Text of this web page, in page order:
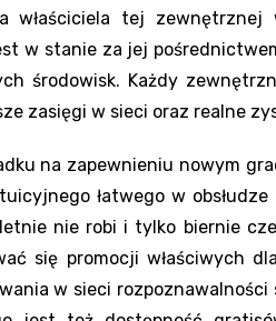
właściciela tej
w stanie za jej
środowisk. Każdy
zasięgi w sieci oraz realne
na zapewnieniu nowym
łatwego w
nie robi i tylko biernie
się promocji właściwych
w sieci rozpoznawalności